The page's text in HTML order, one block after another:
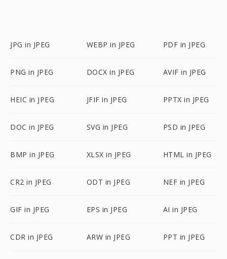
JPG in JPEG WEBP in JPEG PDF in JPEG
PNG in JPEG DOCX in JPEG AVIF in JPEG
HEIC in JPEG JFIF in JPEG PPTX in JPEG
DOC in JPEG SVG in JPEG PSD in JPEG
BMP in JPEG XLSX in JPEG HTML in JPEG
CR2 in JPEG ODT in JPEG NEF in JPEG
GIF in JPEG EPS in JPEG AI in JPEG
CDR in JPEG ARW in JPEG PPT in JPEG